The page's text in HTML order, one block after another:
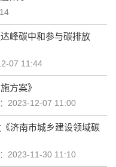
峰碳中和参与碳排放
07 11:44
方案》
2023-12-07 11:00
济南市城乡建设领域碳
2023-11-30 11:10